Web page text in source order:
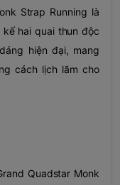
Strap Running là
hai quai thun độc
hiện đại, mang
cách lịch lãm cho
Quadstar Monk